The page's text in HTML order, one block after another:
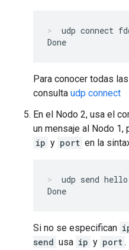
udp connect
Para conocer todas
consulta udp connect
En el Nodo 2, usa el
un mensaje al Nodo
ip y port en la
udp send hello
Si no se especifican
send usa ip y port